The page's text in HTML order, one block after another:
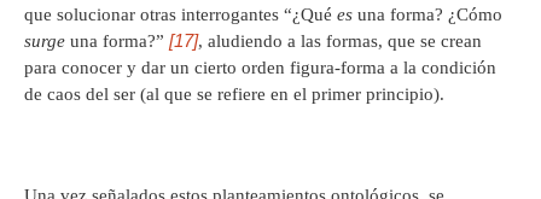
que solucionar otras interrogantes “¿Qué es una forma? ¿Cómo
surge una forma?” [17], aludiendo a las formas, que se crean
para conocer y dar un cierto orden figura-forma a la condición
de caos del ser (al que se refiere en el primer principio).